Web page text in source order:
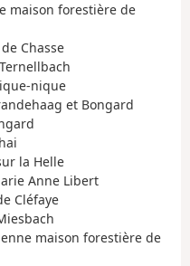
maison forestière de
Chasse
nique
et Bongard
la Helle
Anne Libert
Cléfaye
maison forestière de